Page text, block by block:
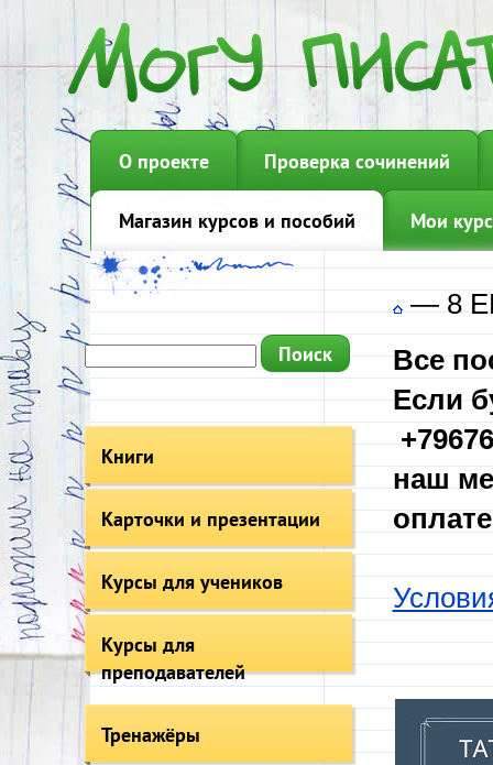
О проекте Проверка сочинений
Магазин курсов и пособий Мои
Книги
Карточки и презентации
Курсы для учеников
Курсы для
преподавателей
Тренажёры
—8
Все
Если
наш